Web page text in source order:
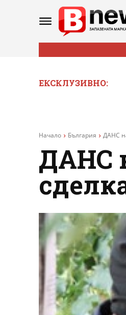
ЕКСКЛУЗИВНО:
Начало България ДАНС
ДАНС